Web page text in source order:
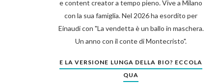
e content creator a tempo pieno. Vive a Milano
con la sua famiglia. Nel 2026 ha esordito per
Einaudi con "La vendetta è un ballo in maschera.
Un anno con il conte di Montecristo".
E LA VERSIONE LUNGA DELLA BIO? ECCOLA
QUA